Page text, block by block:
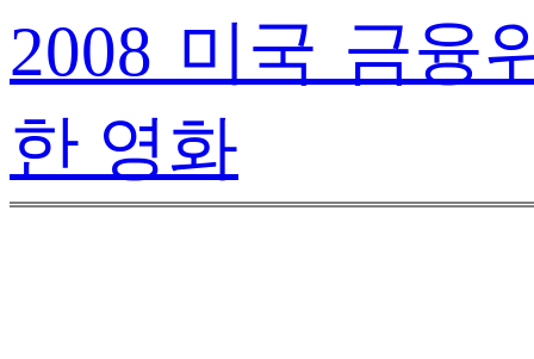
2008 미국 금융
한 영화